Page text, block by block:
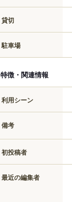
貸切
駐車場
特徴・関連情報
利用シーン
備考
初投稿者
最近の編集者